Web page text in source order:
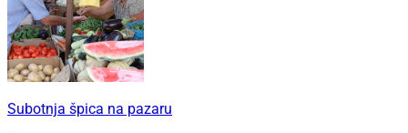
Subotnja špica na pazaru